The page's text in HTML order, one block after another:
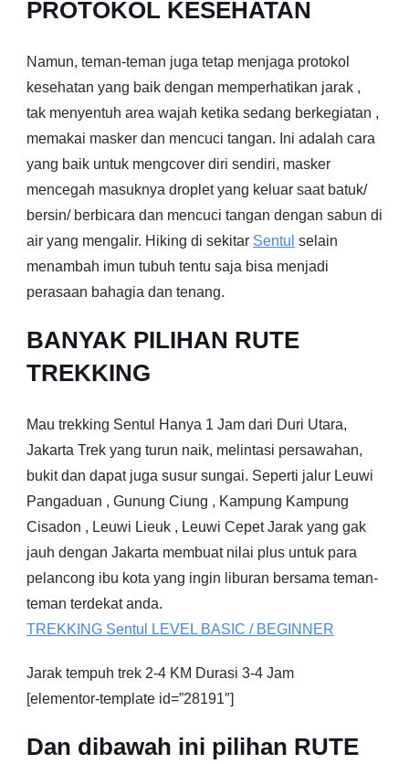
PROTOKOL KESEHATAN
Namun, teman-teman juga tetap menjaga protokol
kesehatan yang baik dengan memperhatikan jarak ,
tak menyentuh area wajah ketika sedang berkegiatan ,
memakai masker dan mencuci tangan. Ini adalah cara
yang baik untuk mengcover diri sendiri, masker
mencegah masuknya droplet yang keluar saat batuk/
bersin/ berbicara dan mencuci tangan dengan sabun di
air yang mengalir. Hiking di sekitar Sentul selain
menambah imun tubuh tentu saja bisa menjadi
perasaan bahagia dan tenang.
BANYAK PILIHAN RUTE
TREKKING
Mau trekking Sentul Hanya 1 Jam dari Duri Utara,
Jakarta Trek yang turun naik, melintasi persawahan,
bukit dan dapat juga susur sungai. Seperti jalur Leuwi
Pangaduan , Gunung Ciung , Kampung Kampung
Cisadon , Leuwi Lieuk , Leuwi Cepet Jarak yang gak
jauh dengan Jakarta membuat nilai plus untuk para
pelancong ibu kota yang ingin liburan bersama teman-
teman terdekat anda.
TREKKING Sentul LEVEL BASIC / BEGINNER
Jarak tempuh trek 2-4 KM Durasi 3-4 Jam
[elementor-template id=”28191″]
Dan dibawah ini pilihan RUTE